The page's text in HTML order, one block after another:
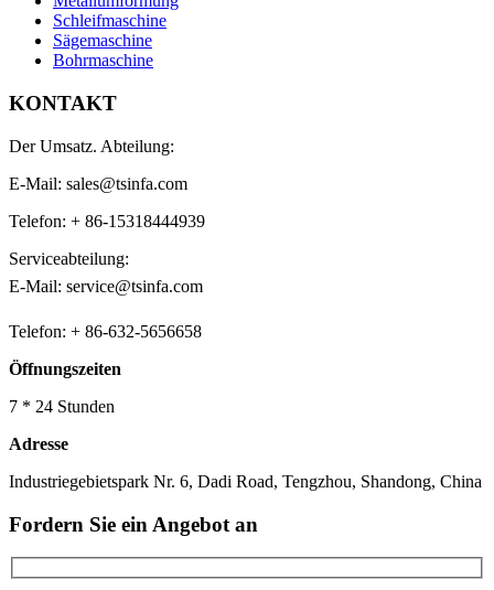
Schleifmaschine
Sägemaschine
Bohrmaschine
KONTAKT
Der Umsatz. Abteilung:
E-Mail: sales@tsinfa.com
Telefon: + 86-15318444939
Serviceabteilung:
E-Mail: service@tsinfa.com
Telefon: + 86-632-5656658
Öffnungszeiten
7 * 24 Stunden
Adresse
Industriegebietspark Nr. 6, Dadi Road, Tengzhou, Shandong, China
Fordern Sie ein Angebot an